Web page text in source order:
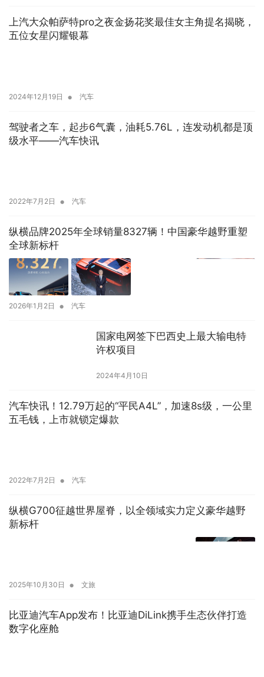
上汽大众帕萨特pro之夜金扬花奖最佳女主角提名揭晓，
五位女星闪耀银幕
2024年12月19日 • 汽车
驾驶者之车，起步6气囊，油耗5.76L，连发动机都是顶
级水平——汽车快讯
2022年7月2日 • 汽车
纵横品牌2025年全球销量8327辆！中国豪华越野重塑
全球新标杆
2026年1月2日 • 汽车
国家电网签下巴西史上最大输电特
许权项目
2024年4月10日
汽车快讯！12.79万起的“平民A4L”，加速8s级，一公里
五毛钱，上市就锁定爆款
2022年7月2日 • 汽车
纵横G700征越世界屋脊，以全领域实力定义豪华越野
新标杆
2025年10月30日 • 文旅
比亚迪汽车App发布！比亚迪DiLink携手生态伙伴打造
数字化座舱